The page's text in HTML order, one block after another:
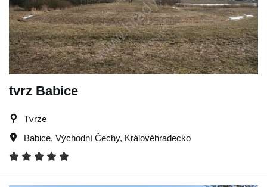
tvrz Babice
Tvrze
Babice, Východní Čechy, Královéhradecko